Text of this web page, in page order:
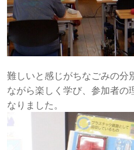
難しいと感じがちなごみの分
ながら楽しく学び、参加者の
なりました。